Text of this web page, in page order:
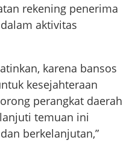
rekening penerima
aktivitas
karena bansos
kesejahteraan
perangkat daerah
temuan ini
berkelanjutan,”